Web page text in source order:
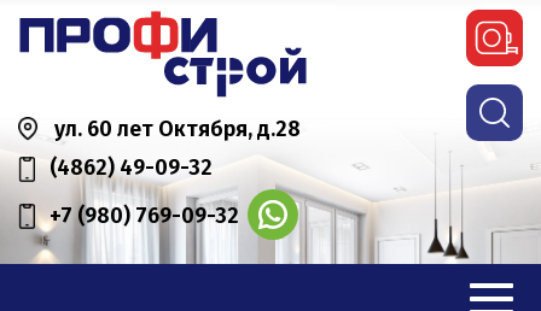
ул. 60 лет Октября, д.28
(4862) 49-09-32
+7 (980) 769-09-32